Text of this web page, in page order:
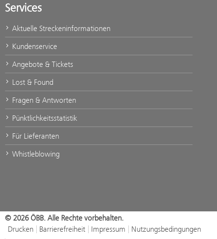
Services
Aktuelle Streckeninformationen
Kundenservice
Angebote & Tickets
Lost & Found
Fragen & Antworten
Pünktlichkeitsstatistik
Für Lieferanten
Whistleblowing
© 2026 ÖBB. Alle Rechte vorbehalten.
Drucken
Barrierefreiheit Impressum
Nutzungsbedingungen